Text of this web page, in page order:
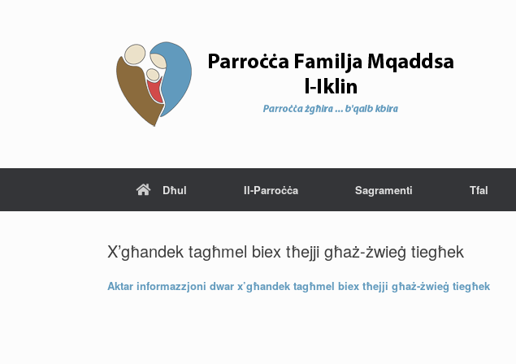
Dħul Il-Parroċċa Sagramenti Tfal
X’għandek tagħmel biex tħejji għaż-żwieġ tiegħek
Aktar informazzjoni dwar x’għandek tagħmel biex tħejji għaż-żwieġ tiegħek